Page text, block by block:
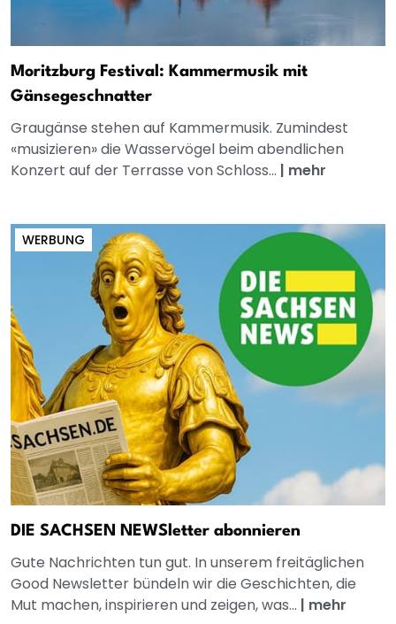
Moritzburg Festival: Kammermusik mit
Gänsegeschnatter
Graugänse stehen auf Kammermusik. Zumindest
«musizieren» die Wasservögel beim abendlichen
Konzert auf der Terrasse von Schloss... | mehr
WERBUNG
DIE SACHSEN NEWSletter abonnieren
Gute Nachrichten tun gut. In unserem freitäglichen
Good Newsletter bündeln wir die Geschichten, die
Mut machen, inspirieren und zeigen, was... | mehr